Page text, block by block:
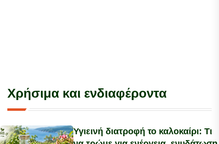
Χρήσιμα και ενδιαφέροντα
Υγιεινή διατροφή το καλοκαίρι: Τι